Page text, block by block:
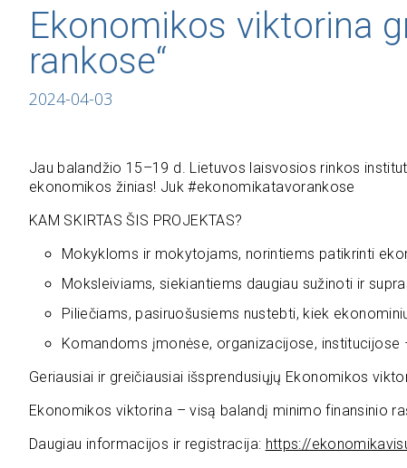
Ekonomikos viktorina
rankose“
2024-04-03
Jau balandžio 15–19 d. Lietuvos laisvosios rinkos
ekonomikos žinias! Juk #ekonomikatavorankose
KAM SKIRTAS ŠIS PROJEKTAS?
Mokykloms ir mokytojams, norintiems patikrinti
Moksleiviams, siekiantiems daugiau sužinoti ir
Piliečiams, pasiruošusiems nustebti, kiek
Komandoms įmonėse, organizacijose,
Geriausiai ir greičiausiai išsprendusiųjų Ekonomikos
Ekonomikos viktorina – visą balandį minimo finansinio
Daugiau informacijos ir registracija: https://